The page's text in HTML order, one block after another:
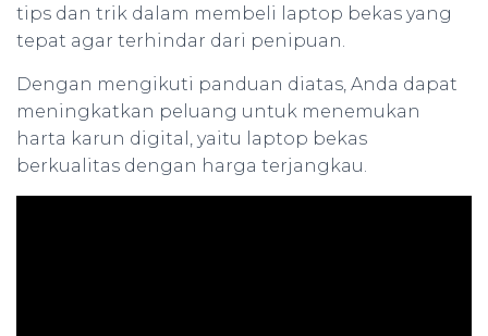
tips dan trik dalam membeli laptop bekas yang
tepat agar terhindar dari penipuan.
Dengan mengikuti panduan diatas, Anda dapat
meningkatkan peluang untuk menemukan
harta karun digital, yaitu laptop bekas
berkualitas dengan harga terjangkau.